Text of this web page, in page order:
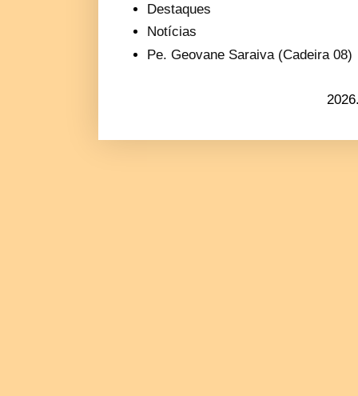
Destaques
Notícias
Pe. Geovane Saraiva (Cadeira 08)